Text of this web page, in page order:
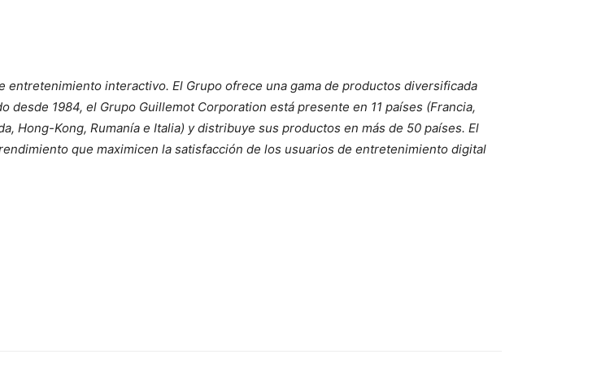
interactivo. El Grupo ofrece una gama de productos diversificada
1984, el Grupo Guillemot Corporation está presente en 11 países (Francia,
Hong-Kong, Rumanía e Italia) y distribuye sus productos en más de 50 países. El
que maximicen la satisfacción de los usuarios de entretenimiento digital